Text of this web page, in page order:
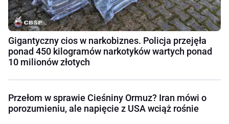
Gigantyczny cios w narkobiznes. Policja przejęła
ponad 450 kilogramów narkotyków wartych ponad
10 milionów złotych
Przełom w sprawie Cieśniny Ormuz? Iran mówi o
porozumieniu, ale napięcie z USA wciąż rośnie